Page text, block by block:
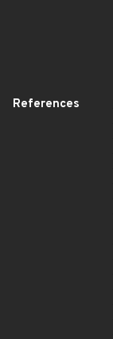
References